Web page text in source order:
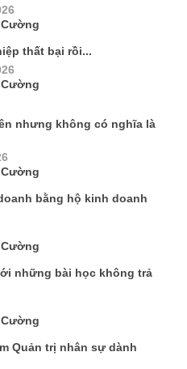
thất bại rồi...
nhưng không có nghĩa là
bằng hộ kinh doanh
những bài học không trả
Quản trị nhân sự dành